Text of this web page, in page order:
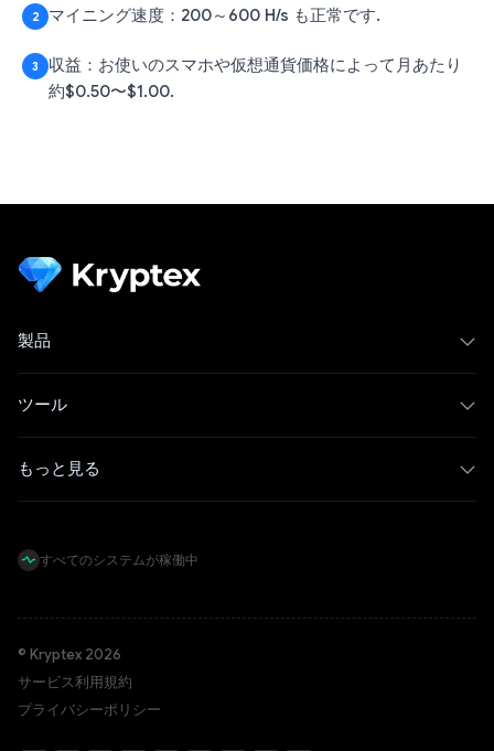
2 マイニング速度：200～600 H/s も正常です.
3
収益：お使いのスマホや仮想通貨価格によって月あたり
約$0.50〜$1.00.
製品
ツール
もっと見る
すべてのシステムが稼働中
© Kryptex 2026
サービス利用規約
プライバシーポリシー